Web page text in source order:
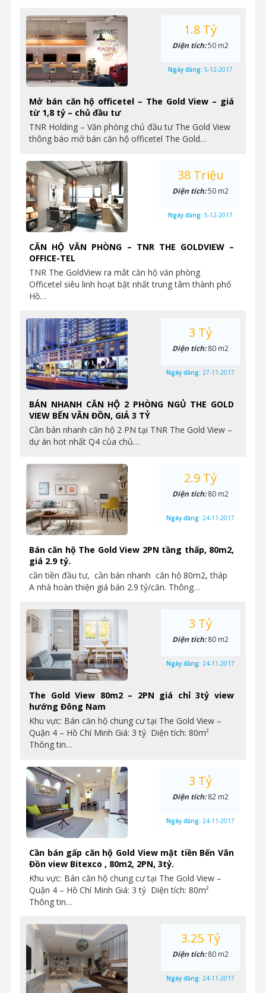
Mở bán căn hộ officetel – The Gold View – giá
từ 1,8 tỷ – chủ đầu tư
TNR Holding – Văn phòng chủ đầu tư The Gold View
thông báo mở bán căn hộ officetel The Gold…
1.8 Tỷ
Diện tích:50 m2
Ngày đăng: 5-12-2017
CĂN HỘ VĂN PHÒNG – TNR THE GOLDVIEW –
OFFICE-TEL
TNR The GoldView ra mắt căn hộ văn phòng
Officetel siêu linh hoạt bật nhất trung tâm thành phố
Hồ…
38 Triệu
Diện tích:50 m2
Ngày đăng: 5-12-2017
BÁN NHANH CĂN HỘ 2 PHÒNG NGỦ THE GOLD
VIEW BẾN VÂN ĐỒN, GIÁ 3 TỶ
Cần bán nhanh căn hộ 2 PN tại TNR The Gold View –
dự án hot nhất Q4 của chủ…
3 Tỷ
Diện tích:80 m2
Ngày đăng: 27-11-2017
Bán căn hộ The Gold View 2PN tầng thấp, 80m2,
giá 2.9 tỷ.
cần tiền đầu tư, cần bán nhanh căn hộ 80m2, tháp
A nhà hoàn thiện giá bán 2.9 tỷ/căn. Thông…
2.9 Tỷ
Diện tích:80 m2
Ngày đăng: 24-11-2017
The Gold View 80m2 – 2PN giá chỉ 3tỷ view
hướng Đông Nam
Khu vực: Bán căn hộ chung cư tại The Gold View –
Quận 4 – Hồ Chí Minh Giá: 3 tỷ Diện tích: 80m²
Thông tin…
3 Tỷ
Diện tích:80 m2
Ngày đăng: 24-11-2017
Cần bán gấp căn hộ Gold View mặt tiền Bến Vân
Đồn view Bitexco , 80m2, 2PN, 3tỷ.
Khu vực: Bán căn hộ chung cư tại The Gold View –
Quận 4 – Hồ Chí Minh Giá: 3 tỷ Diện tích: 80m²
Thông tin…
3 Tỷ
Diện tích:82 m2
Ngày đăng: 24-11-2017
3.25 Tỷ
Diện tích:80 m2
Ngày đăng: 24-11-2017